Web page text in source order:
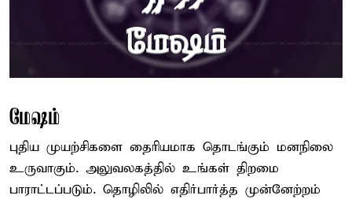
மேஷம்
புதிய முயற்சிகளை தைரியமாக தொடங்கும் மனநிலை
உருவாகும். அலுவலகத்தில் உங்கள் திறமை
பாராட்டப்படும். தொழிலில் எதிர்பார்த்த முன்னேற்றம்